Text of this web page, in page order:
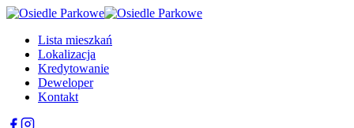
Lista mieszkań
Lokalizacja
Kredytowanie
Deweloper
Kontakt